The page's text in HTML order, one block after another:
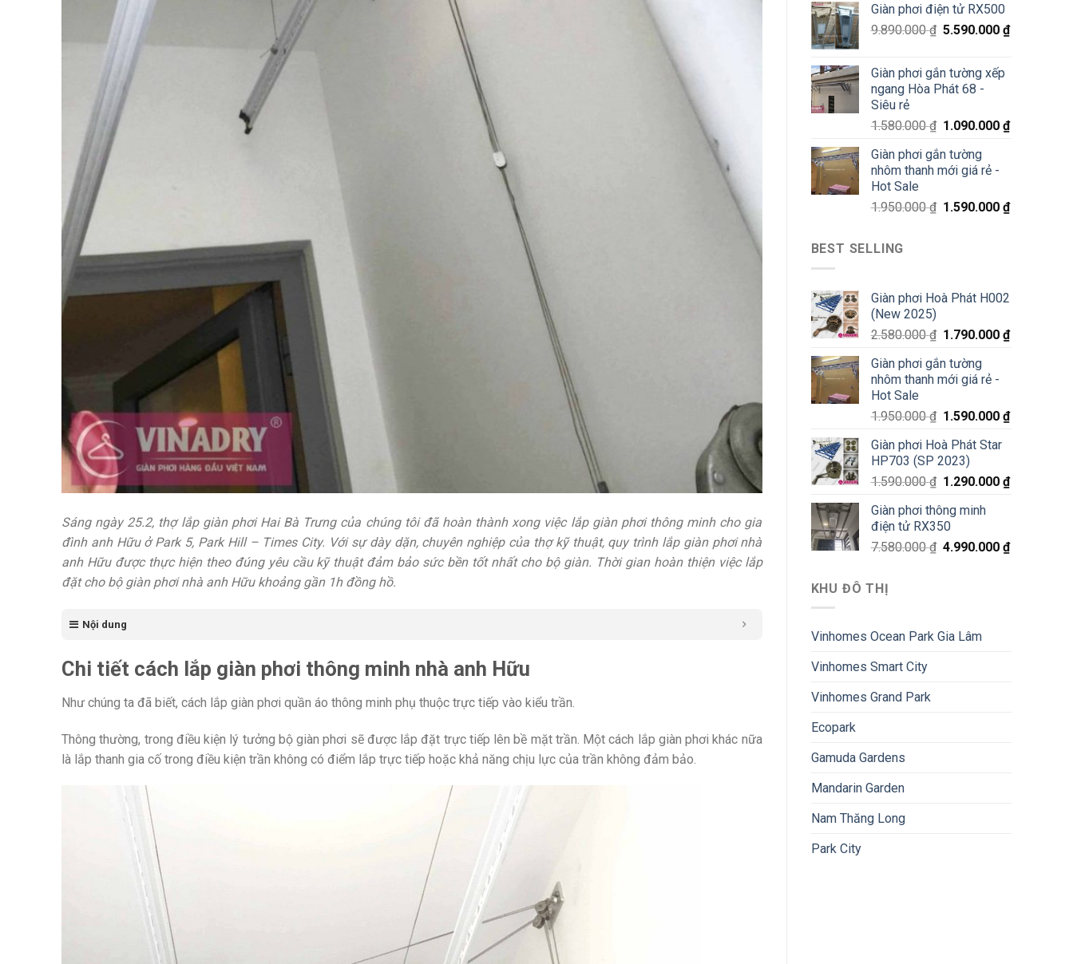
Sáng ngày 25.2, thợ lắp giàn phơi Hai Bà Trưng của chúng tôi đã hoàn thành xong việc lắp giàn phơi thông minh cho gia
đình anh Hữu ở Park 5, Park Hill – Times City. Với sự dày dặn, chuyên nghiệp của thợ kỹ thuật, quy trình lắp giàn phơi nhà
anh Hữu được thực hiện theo đúng yêu cầu kỹ thuật đảm bảo sức bền tốt nhất cho bộ giàn. Thời gian hoàn thiện việc lắp
đặt cho bộ giàn phơi nhà anh Hữu khoảng gần 1h đồng hồ.
Nội dung
Chi tiết cách lắp giàn phơi thông minh nhà anh Hữu
Như chúng ta đã biết, cách lắp giàn phơi quần áo thông minh phụ thuộc trực tiếp vào kiểu trần.
Thông thường, trong điều kiện lý tưởng bộ giàn phơi sẽ được lắp đặt trực tiếp lên bề mặt trần. Một cách lắp giàn phơi khác nữa
là lắp thanh gia cố trong điều kiện trần không có điểm lắp trực tiếp hoặc khả năng chịu lực của trần không đảm bảo.
chỉ
200K
Giàn phơi điện tử RX500
9.890.000₫ 5.590.000₫
Giàn phơi gắn tường xếp
ngang Hòa Phát 68 -
Siêu rẻ
1.580.000₫ 1.090.000₫
Giàn phơi gắn tường
nhôm thanh mới giá rẻ -
Hot Sale
1.950.000₫ 1.590.000₫
BEST SELLING
Giàn phơi Hoà Phát H002
(New 2025)
2.580.000₫ 1.790.000₫
Giàn phơi gắn tường
nhôm thanh mới giá rẻ -
Hot Sale
1.950.000₫ 1.590.000₫
Giàn phơi Hoà Phát Star
HP703 (SP 2023)
1.590.000₫ 1.290.000₫
Giàn phơi thông minh
điện tử RX350
7.580.000₫ 4.990.000₫
KHU ĐÔ THỊ
Vinhomes Ocean Park Gia Lâm
Vinhomes Smart City
Vinhomes Grand Park
Ecopark
Gamuda Gardens
Mandarin Garden
Nam Thăng Long
Park City